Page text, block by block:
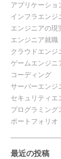
アプリケーショ
インフラエンジ
エンジニアの現
エンジニア就職
クラウドエンジ
ゲームエンジニ
コーディング
サーバーエンジ
セキュリティエ
プログラミング
ポートフォリオ
最近の投稿